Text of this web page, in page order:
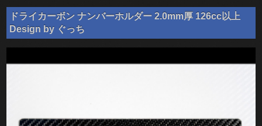
ドライカーボン ナンバーホルダー 2.0mm厚 126cc以上
Design by ぐっち